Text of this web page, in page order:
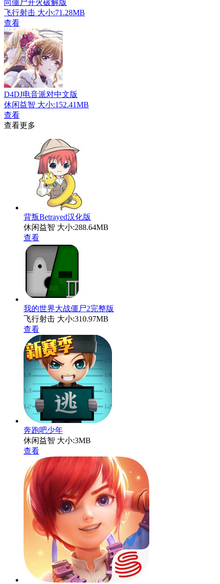
向僵尸开火破解版
飞行射击 大小:71.28MB
查看
D4DJ电音派对中文版
休闲益智 大小:152.41MB
查看
查看更多
背叛Betrayed汉化版
休闲益智 大小:288.64MB
查看
我的世界大战僵尸2完整版
飞行射击 大小:310.97MB
查看
奔跑吧少年
休闲益智 大小:3MB
查看